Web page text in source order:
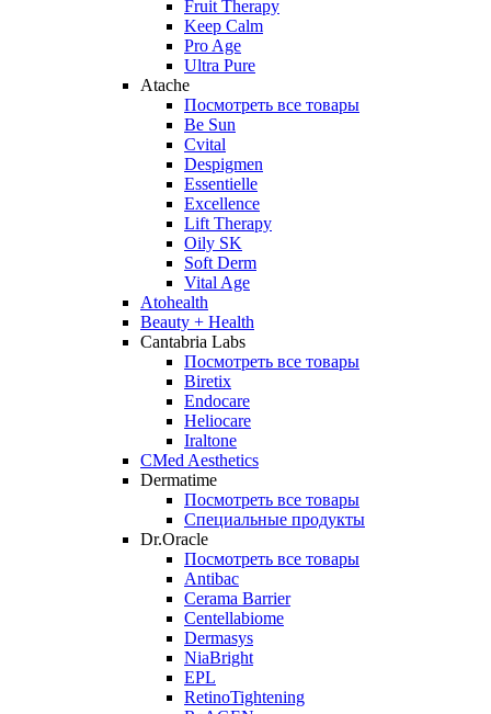
Fruit Therapy
Keep Calm
Pro Age
Ultra Pure
Atache
Посмотреть все товары
Be Sun
Cvital
Despigmen
Essentielle
Excellence
Lift Therapy
Oily SK
Soft Derm
Vital Age
Atohealth
Beauty + Health
Cantabria Labs
Посмотреть все товары
Biretix
Endocare
Heliocare
Iraltone
CMed Aesthetics
Dermatime
Посмотреть все товары
Специальные продукты
Dr.Oracle
Посмотреть все товары
Antibac
Cerama Barrier
Centellabiome
Dermasys
NiaBright
EPL
RetinoTightening